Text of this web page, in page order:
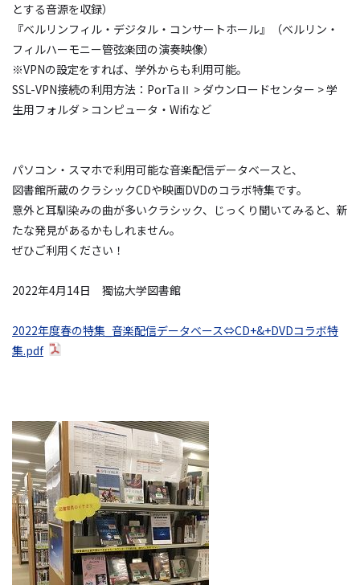
とする音源を収録）
『ベルリンフィル・デジタル・コンサートホール』（ベルリン・
フィルハーモニー管弦楽団の演奏映像）
※VPNの設定をすれば、学外からも利用可能。
SSL-VPN接続の利用方法：PorTaⅡ > ダウンロードセンター > 学
生用フォルダ > コンピュータ・Wifiなど
パソコン・スマホで利用可能な音楽配信データベースと、
図書館所蔵のクラシックCDや映画DVDのコラボ特集です。
意外と耳馴染みの曲が多いクラシック、じっくり聞いてみると、新
たな発見があるかもしれません。
ぜひご利用ください！
2022年4月14日 獨協大学図書館
2022年度春の特集_音楽配信データベース⇔CD+&+DVDコラボ特
集.pdf